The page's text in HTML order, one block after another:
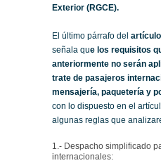
Exterior (RGCE).
El último párrafo del
señala que los requisitos
anteriormente no serán
trate de pasajeros
mensajería, paquetería y
con lo dispuesto en el
algunas reglas que
1.- Despacho simplificado
internacionales: